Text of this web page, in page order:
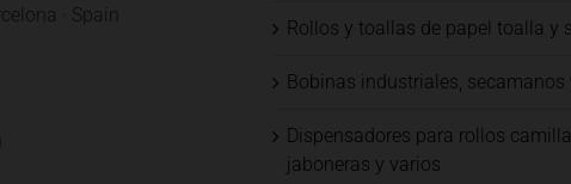
· Spain
Rollos y toallas de papel toalla y
Bobinas industriales, secamanos
Dispensadores para rollos
jaboneras y varios